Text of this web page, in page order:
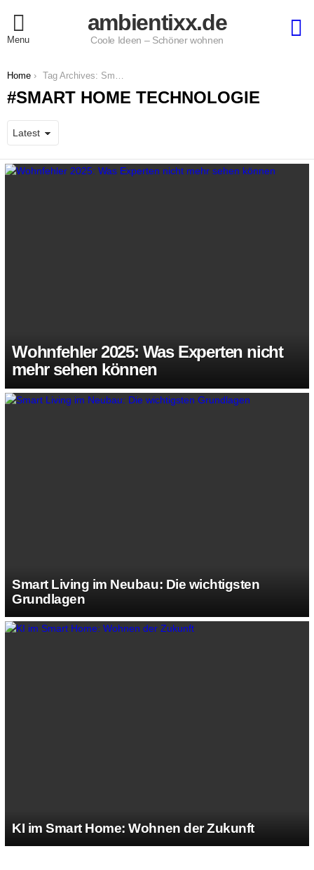
Menu
ambientixx.de
Coole Ideen – Schöner wohnen
You are here:
Home Tag Archives: Smart Home Technologie
SMART HOME TECHNOLOGIE
Wohnfehler 2025: Was Experten nicht
mehr sehen können
Smart Living im Neubau: Die wichtigsten
Grundlagen
KI im Smart Home: Wohnen der Zukunft